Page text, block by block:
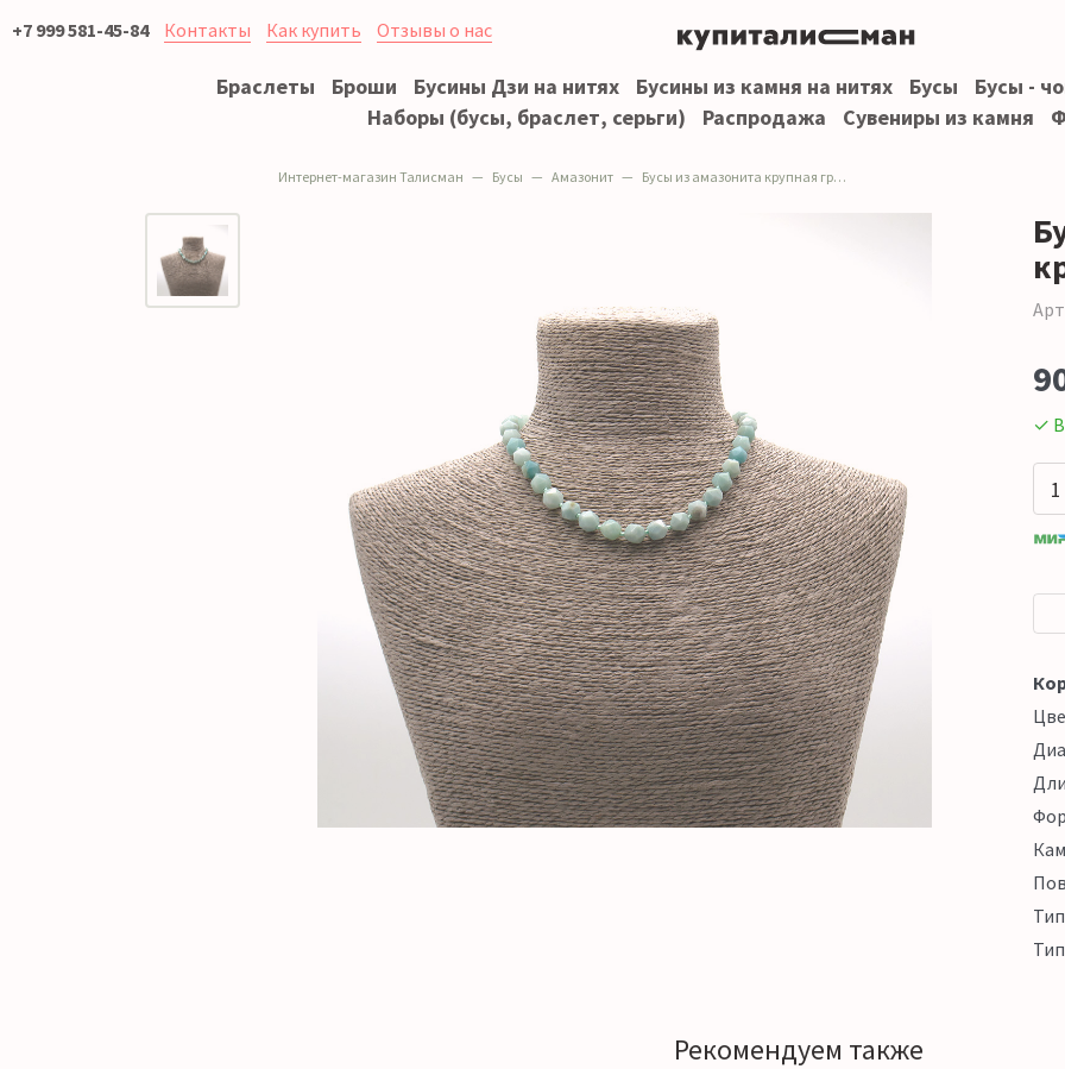
+7 999 581-45-84 Контакты Как купить Отзывы о нас
Браслеты Броши Бусины Дзи на нитях Бусины из камня на нитях Бусы Бусы -
Наборы (бусы, браслет, серьги)
Распродажа Сувениры из камня
Интернет-магазин Талисман Бусы Амазонит Бусы из амазонита крупная грань
✓
Рекомендуем также